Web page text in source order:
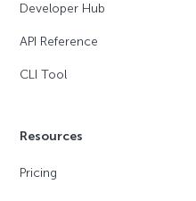
Developer Hub
API Reference
CLI Tool
Resources
Pricing